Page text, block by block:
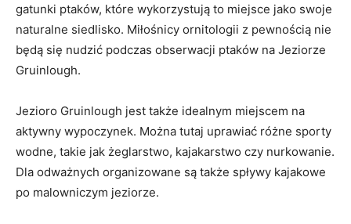
gatunki ptaków, które wykorzystują to miejsce jako swoje‌
naturalne siedlisko. Miłośnicy⁤ ornitologii z pewnością nie
będą się nudzić podczas obserwacji⁢ ptaków na Jeziorze
Gruinlough.
Jezioro⁤ Gruinlough jest także idealnym miejscem na
aktywny wypoczynek. Można⁣ tutaj ‍uprawiać różne sporty
wodne, takie jak żeglarstwo, kajakarstwo czy nurkowanie.
Dla odważnych organizowane są także⁣ spływy kajakowe
po‌ malowniczym ‍jeziorze.